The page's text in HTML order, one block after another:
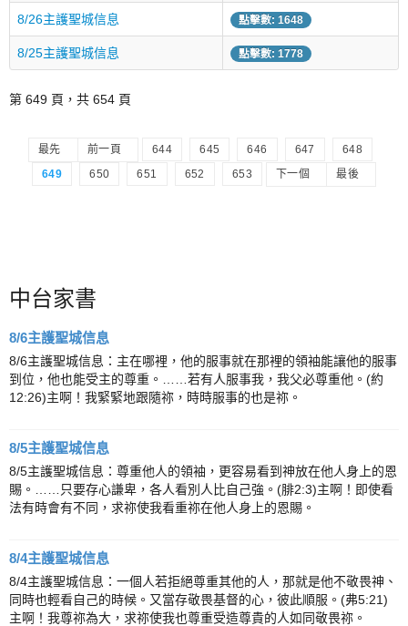
8/26主護聖城信息 點擊數: 1648
8/25主護聖城信息 點擊數: 1778
第 649 頁，共 654 頁
最先 前一頁 644 645 646 647
648
649
650 651 652 653 下一個 最後
中台家書
8/6主護聖城信息
8/6主護聖城信息：主在哪裡，他的服事就在那裡的領袖能讓他的服事
到位，他也能受主的尊重。……若有人服事我，我父必尊重他。(約
12:26)主啊！我緊緊地跟隨祢，時時服事的也是祢。
8/5主護聖城信息
8/5主護聖城信息：尊重他人的領袖，更容易看到神放在他人身上的恩
賜。……只要存心謙卑，各人看別人比自己強。(腓2:3)主啊！即使看
法有時會有不同，求祢使我看重祢在他人身上的恩賜。
8/4主護聖城信息
8/4主護聖城信息：一個人若拒絕尊重其他的人，那就是他不敬畏神、
同時也輕看自己的時候。又當存敬畏基督的心，彼此順服。(弗5:21)
主啊！我尊祢為大，求祢使我也尊重受造尊貴的人如同敬畏祢。